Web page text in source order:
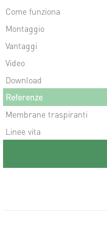
Come funziona
Montaggio
Vantaggi
Video
Download
Referenze
Membrane traspiranti
Linee vita